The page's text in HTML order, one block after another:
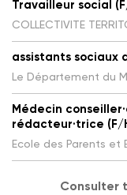
Travailleur social
COLLECTIVITE
assistants sociaux
Le Département du
Médecin
rédacteur·trice (F/
Ecole des Parents et
Consulter